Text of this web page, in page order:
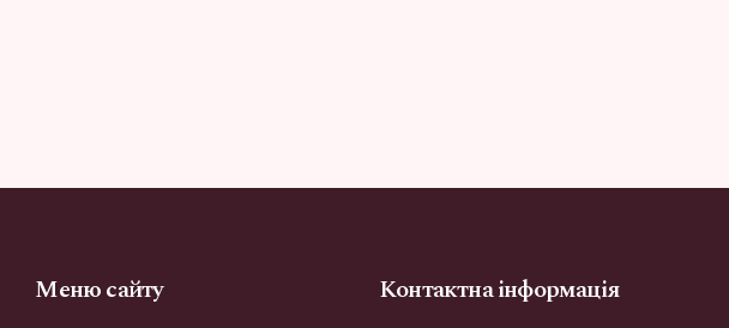
Меню сайту Контактна інформація